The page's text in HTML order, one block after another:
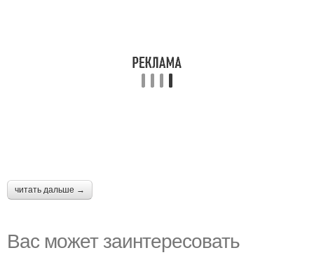
читать дальше →
Вас может заинтересовать